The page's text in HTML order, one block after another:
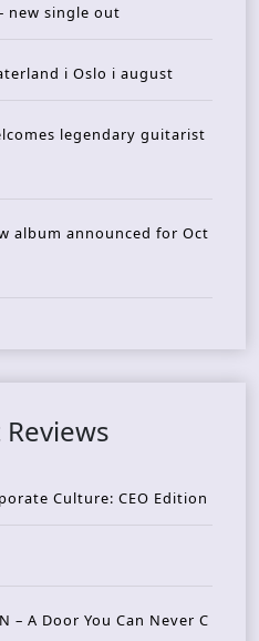
new single out
i Oslo i august
legendary guitarist
album announced for Oct
Culture: CEO Edition
– A Door You Can Never C